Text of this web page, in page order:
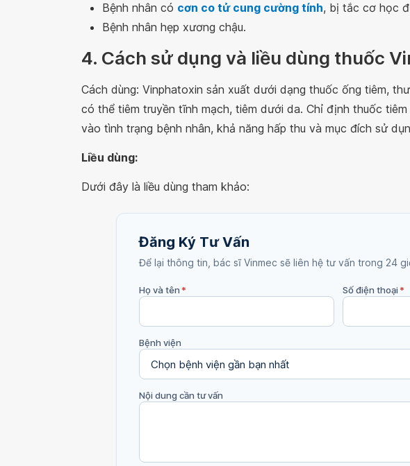
Bệnh nhân có cơn co tử cung cường tính, bị tắc cơ học
Bệnh nhân hẹp xương chậu.
4. Cách sử dụng và liều dùng thuốc
Cách dùng: Vinphatoxin sản xuất dưới dạng thuốc ống tiêm,
có thể tiêm truyền tĩnh mạch, tiêm dưới da. Chỉ định thuốc
vào tình trạng bệnh nhân, khả năng hấp thu và mục đích sử
Liều dùng:
Dưới đây là liều dùng tham khảo:
Đăng Ký Tư Vấn
Để lại thông tin, bác sĩ Vinmec sẽ liên hệ tư vấn trong 24
Họ và tên* Số điện thoại*
Bệnh viện
Nội dung cần tư vấn